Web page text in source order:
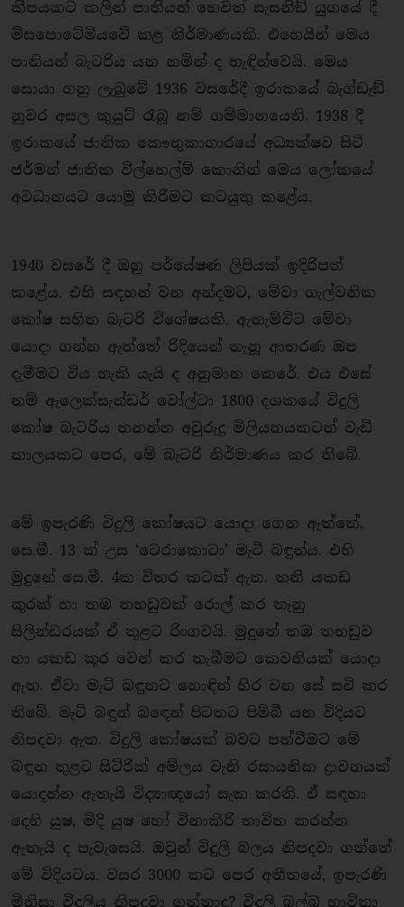
කීපයකට කලින් පාතියන් හෙවත් සැසනිඞ් යුගයේ දී
මිසපොටේමියවේ කළ නිර්මාණයකි. එහෙයින් මෙය
පාතියන් බැටරිය යන නමින් ද හැඳින්වෙයි. මෙය
සොයා ගනු ලැබුවේ 1936 වසරේදී ඉරාකයේ බැග්ඩෑඞ්
නුවර අසල කුයුට් රැබූ නම් ගම්මානයෙනි. 1938 දී
ඉරාකයේ ජාතික කෞතුකාගාරයේ අධ්‍යක්ෂව සිටි
ජර්මන් ජාතික විල්හෙල්ම් කොනින් මෙය ලෝකයේ
අවධානයට යොමු කිරීමට කටයුතු කළේය.
1940 වසරේ දී ඔහු පර්යේෂණ ලිපියක් ඉදිරිපත්
කළේය. එහි සඳහන් වන අන්දමට, මේවා ගැල්වනික
කෝෂ සහිත බැටරි විශේෂයකි. ඇතැම්විට මේවා
යොදා ගන්න ඇත්තේ රිදියෙන් තැනූ ආභරණ ඔප
දැමීමට විය හැකි යැයි ද අනුමාන කෙරේ. එය එසේ
නම් ඇලෙක්සැන්ඩර් වෝල්ටා 1800 දශකයේ විදුලි
කෝෂ බැටරිය තනන්න අවුරුදු මිලියනයකටත් වැඩි
කාලයකට පෙර, මේ බැටරි නිර්මාණය කර තිබේ.
මේ ඉපැරණි විදුලි කෝෂයට යොදා ගෙන ඇත්තේ,
සෙ.මී. 13 ක් උස ‘ටෙරාකොටා’ මැටි බඳුන්ය. එහි
මුදුනේ සෙ.මී. 4ක විතර කටක් ඇත. තනි යකඩ
කූරක් හා තඹ තහඩුවක් රොල් කර තැනු
සිලින්ඩරයක් ඒ තුළට රිංගවයි. මුදුනේ තඹ තහඩුව
හා යකඩ කූර වෙන් කර තැබීමට කෙවනියක් යොදා
ඇත. ඒවා මැටි බඳුනට හොඳින් හිර වන සේ සවි කර
තිබේ. මැටි බඳුන් බඳෙන් පිටතට පිම්බී යන විදියට
නිපදවා ඇත. විදුලි කෝෂයක් බවට පත්වීමට මේ
බඳුන තුළට සිට්රික් අම්ලය වැනි රසායනික ද්‍රාවනයක්
යොදන්න ඇතැයි විද්‍යාඥයෝ සැක කරති. ඒ සඳහා
දෙහි යුෂ, මිදි යුෂ හෝ විනාකිරි භාවිත කරන්න
ඇතැයි ද පැවැසෙයි. ඔවුන් විදුලි බලය නිපදවා ගත්තේ
මේ විදියටය. වසර 3000 කට පෙර අතීතයේ, ඉපැරණි
මිනිසා විදුලිය නිපදවා ගත්තාද? විදුලි බල්බ භාවිතා